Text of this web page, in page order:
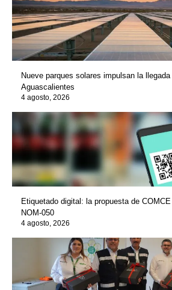
Nueve parques solares impulsan la
Aguascalientes
4 agosto, 2026
Etiquetado digital: la propuesta de
NOM-050
4 agosto, 2026